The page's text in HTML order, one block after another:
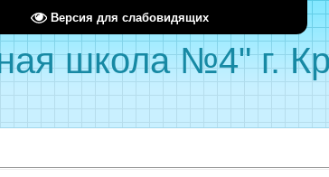
Версия для слабовидящих
школа №4" г.